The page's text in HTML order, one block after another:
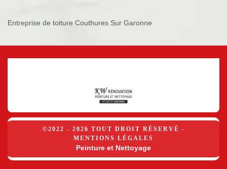
Entreprise de toiture Couthures Sur Garonne
©2022 - 2026 TOUT DROIT RÉSERVÉ -
MENTIONS LÉGALES
Peinture et Nettoyage